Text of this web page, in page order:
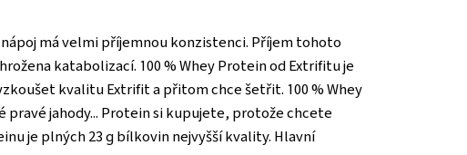
má velmi příjemnou konzistenci. Příjem tohoto
katabolizací. 100 % Whey Protein od Extrifitu je
kvalitu Extrifit a přitom chce šetřit. 100 % Whey
jahody... Protein si kupujete, protože chcete
je plných 23 g bílkovin nejvyšší kvality. Hlavní